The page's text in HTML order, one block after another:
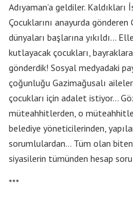
Adıyaman’a geldiler. Kaldıkları
Çocuklarını anayurda
dünyaları başlarına yıkıldı…
kutlayacak çocukları,
gönderdik! Sosyal medyadaki
çoğunluğu Gazimağusalı
çocukları için adalet istiyor…
müteahhitlerden, o
belediye yöneticilerinden,
sorumlulardan… Tüm olan
siyasilerin tümünden hesap
***